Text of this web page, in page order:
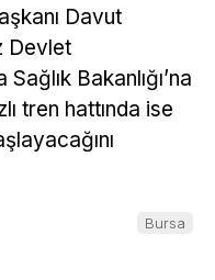
Davut
Devlet
Bakanlığı’na
tren hattında ise
Bursa